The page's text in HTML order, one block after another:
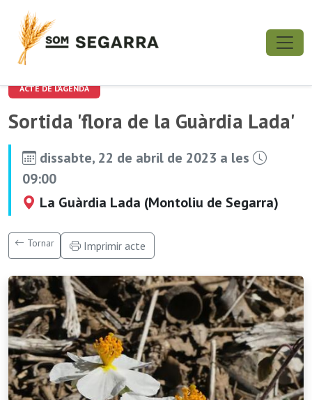
ACTE DE L'AGENDA
Sortida 'flora de la Guàrdia Lada'
dissabte, 22 de abril de 2023 a les
09:00
La Guàrdia Lada (Montoliu de Segarra)
Tornar Imprimir acte